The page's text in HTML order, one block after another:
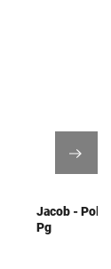
Jacob -
Pg